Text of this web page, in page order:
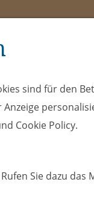
sind für den
Cookie Policy.
Sie dazu das